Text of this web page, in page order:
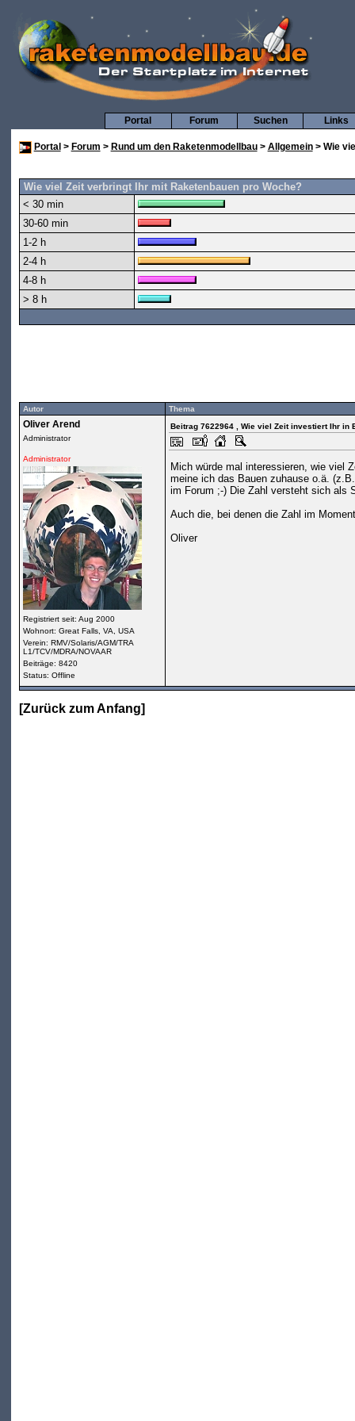
Links
Suchen
Forum
Portal
Portal > Forum > Rund um den Raketenmodellbau> Allgemein> Wie
Wie viel Zeit verbringt Ihr mit Raketenbauen pro Woche?
< 30 min
30-60 min
1-2 h
2-4 h
4-8 h
> 8 h
Autor Thema
Oliver Arend
Administrator
Administrator
Registriert seit: Aug 2000
Wohnort: Great Falls, VA, USA
Verein: RMV/Solaris/AGM/TRA
L1/TCV/MDRA/NOVAAR
Beiträge: 8420
Status: Offline
Beitrag 7622964 , Wie viel Zeit investiert Ihr in
Mich würde mal interessieren, wie viel
meine ich das Bauen zuhause o.ä.
im Forum ;-) Die Zahl versteht sich als
Auch die, bei denen die Zahl im
Oliver
[Zurück zum Anfang]